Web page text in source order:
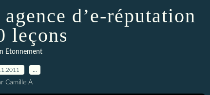
d’e-réputation
leçons
Etonnement
Camille A